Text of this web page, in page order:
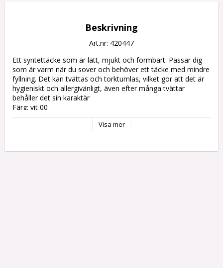
Beskrivning
Art.nr: 420447
Ett syntettäcke som är lätt, mjukt och formbart. Passar dig
som är varm när du sover och behöver ett täcke med mindre
fyllning. Det kan tvättas och torktumlas, vilket gör att det är
hygieniskt och allergivänligt, även efter många tvättar
behåller det sin karaktär
Färg: vit 00
Visa mer